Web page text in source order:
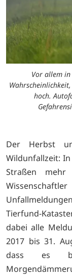
Vor allem
hoch.
Der Herbst
Wildunfallzeit:
Straßen mehr
Tierfund-
dabei alle
2017 bis 31.
dass es